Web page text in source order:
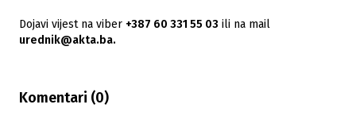
Dojavi vijest na viber +387 60 331 55 03 ili na mail
urednik@akta.ba.
Komentari (0)